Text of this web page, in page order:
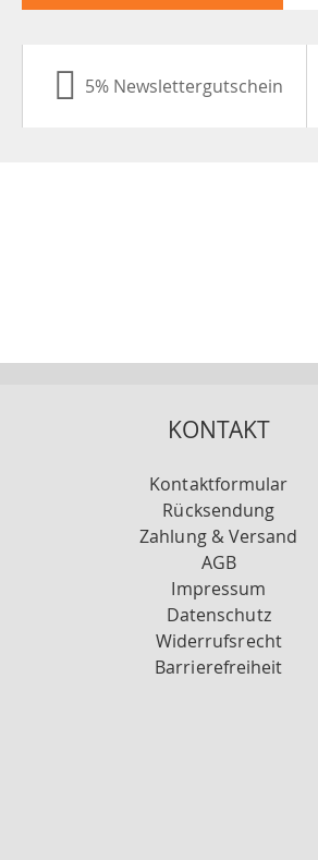
5% Newslettergutschein
KONTAKT
Kontaktformular
Rücksendung
Zahlung & Versand
AGB
Impressum
Datenschutz
Widerrufsrecht
Barrierefreiheit